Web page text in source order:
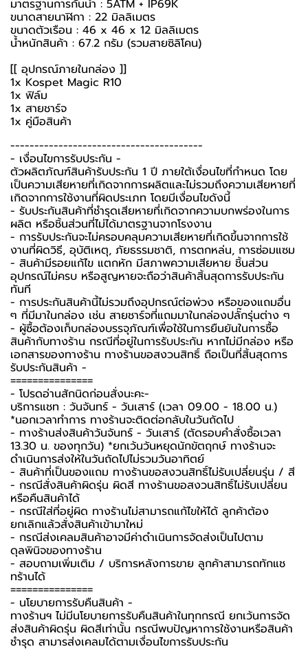
มาตรฐานการกันน้ำ : 5ATM + IP69K
ขนาดสายนาฬิกา : 22 มิลลิเมตร
ขนาดตัวเรือน : 46 x 46 x 12 มิลลิเมตร
น้ำหนักสินค้า : 67.2 กรัม (รวมสายซิลิโคน)
[[ อุปกรณ์ภายในกล่อง ]]
1x Kospet Magic R10
1x ฟิล์ม
1x สายชาร์จ
1x คู่มือสินค้า
----------------------------------------
-️ เงื่อนไขการรับประกัน -️
ตัวผลิตภัณฑ์สินค้ารับประกัน 1 ปี ภายใต้เงื่อนไขที่กำหนด โดย
เป็นความเสียหายที่เกิดจากการผลิตและไม่รวมถึงความเสียหายที่
เกิดจากการใช้งานที่ผิดประเภท โดยมีเงื่อนไขดังนี้
- รับประกันสินค้าที่ชำรุดเสียหายที่เกิดจากความบกพร่องในการ
ผลิต หรือชิ้นส่วนที่ไม่ได้มาตรฐานจากโรงงาน
- การรับประกันจะไม่ครอบคลุมความเสียหายที่เกิดขึ้นจากการใช้
งานที่ผิดวิธี, อุบัติเหตุ, ภัยธรรมชาติ, การตกหล่น, การซ่อมแซม
- สินค้ามีรอยแก้ไข แตกหัก มีสภาพความเสียหาย ชิ้นส่วน
อุปกรณ์ไม่ครบ หรือสูญหายจะถือว่าสินค้าสิ้นสุดการรับประกัน
ทันที
- การประกันสินค้านี้ไม่รวมถึงอุปกรณ์ต่อพ่วง หรือของแถมอื่น
ๆ ที่มีมาในกล่อง เช่น สายชาร์จที่แถมมาในกล่องปลั๊กรุ่นต่าง ๆ
-️ ผู้ซื้อต้องเก็บกล่องบรรจุภัณฑ์เพื่อใช้ในการยืนยันในการซื้อ
สินค้ากับทางร้าน กรณีที่อยู่ในการรับประกัน หากไม่มีกล่อง หรือ
เอกสารของทางร้าน ทางร้านขอสงวนสิทธิ์ ถือเป็นที่สิ้นสุดการ
รับประกันสินค้า -️
===============
-️ โปรดอ่านสักนิดก่อนสั่งนะคะ-️
บริการแชท : วันจันทร์ - วันเสาร์ (เวลา 09.00 - 18.00 น.)
*นอกเวลาทำการ ทางร้านจะติดต่อกลับในวันถัดไป
- ทางร้านส่งสินค้าวันจันทร์ - วันเสาร์ (ตัดรอบคำสั่งซื้อเวลา
13.30 น. ของทุกวัน) *ยกเว้นวันหยุดนักขัตฤกษ์ ทางร้านจะ
ดำเนินการส่งให้ในวันถัดไปไม่รวมวันอาทิตย์
- สินค้าที่เป็นของแถม ทางร้านขอสงวนสิทธิ์ไม่รับเปลี่ยนรุ่น / สี
- กรณีสั่งสินค้าผิดรุ่น ผิดสี ทางร้านขอสงวนสิทธิ์ไม่รับเปลี่ยน
หรือคืนสินค้าได้
- กรณีใส่ที่อยู่ผิด ทางร้านไม่สามารถแก้ไขให้ได้ ลูกค้าต้อง
ยกเลิกแล้วสั่งสินค้าเข้ามาใหม่
- กรณีส่งเคลมสินค้าอาจมีค่าดำเนินการจัดส่งเป็นไปตาม
ดุลพินิจของทางร้าน
- สอบถามเพิ่มเติม / บริการหลังการขาย ลูกค้าสามารถทักแช
ทร้านได้
===============
-️ นโยบายการรับคืนสินค้า -️
ทางร้านฯ ไม่มีนโยบายการรับคืนสินค้าในทุกกรณี ยกเว้นการจัด
ส่งสินค้าผิดรุ่น ผิดสีเท่านั้น กรณีพบปัญหาการใช้งานหรือสินค้า
ชำรุด สามารส่งเคลมได้ตามเงื่อนไขการรับประกัน